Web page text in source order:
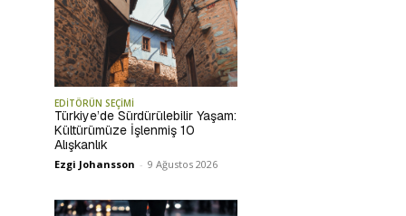
EDİTÖRÜN SEÇİMİ
Türkiye’de Sürdürülebilir Yaşam:
Kültürümüze İşlenmiş 10
Alışkanlık
Ezgi Johansson - 9 Ağustos 2026